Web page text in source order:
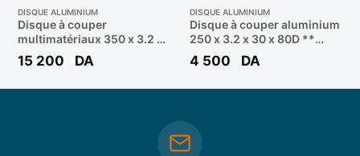
DISQUE ALUMINIUM
Disque à couper
multimatériaux 350 x 3.2 x
30MM 96 D /Réf: 2 608 640
770 ** BOSCH
15 200 DA
DISQUE ALUMINIUM
Disque à couper aluminium
250 x 3.2 x 30 x 80D **
CROWN
4 500 DA